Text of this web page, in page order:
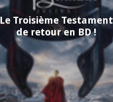
Le Troisième Testament
de retour en BD !